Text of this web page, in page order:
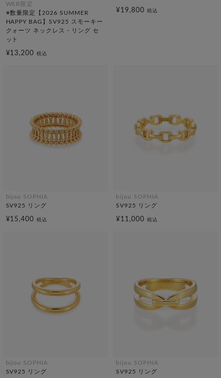
WEB限定
※数量限定【2026 SUMMER
HAPPY BAG】SV925 スモーキー
クォーツ ネックレス・リング セ
ット
¥13,200税込
¥19,800 税込
bijou SOPHIA
SV925 リング
¥15,400税込
bijou SOPHIA
SV925 リング
¥11,000 税込
bijou SOPHIA
SV925 リング
bijou SOPHIA
SV925 リング